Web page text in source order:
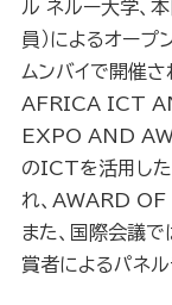
ル ネルー大学、
員）によるオープ
ムンバイで開催
AFRICA ICT
EXPO AND
のICTを活用した
れ、AWARD OF
また、国際会議
賞者によるパネル